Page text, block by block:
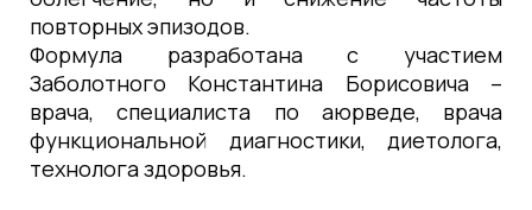
повторных эпизодов.
Формула разработана с участием
Заболотного Константина Борисовича –
врача, специалиста по аюрведе, врача
функциональной диагностики, диетолога,
технолога здоровья.